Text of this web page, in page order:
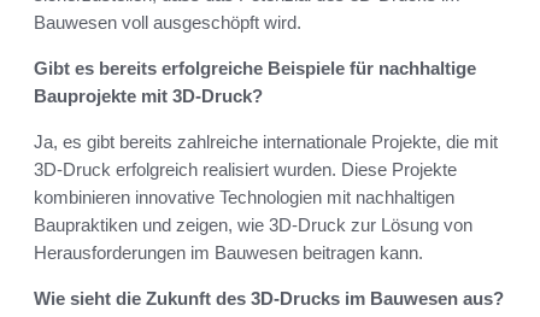
Bauwesen voll ausgeschöpft wird.
Gibt es bereits erfolgreiche Beispiele für nachhaltige
Bauprojekte mit 3D-Druck?
Ja, es gibt bereits zahlreiche internationale Projekte, die mit
3D-Druck erfolgreich realisiert wurden. Diese Projekte
kombinieren innovative Technologien mit nachhaltigen
Baupraktiken und zeigen, wie 3D-Druck zur Lösung von
Herausforderungen im Bauwesen beitragen kann.
Wie sieht die Zukunft des 3D-Drucks im Bauwesen aus?